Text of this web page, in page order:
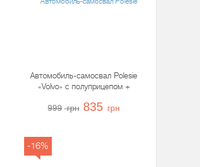
Автомобиль-самосвал Polesie
«Volvo» с полуприцепом +
999 грн 835 грн
-16%